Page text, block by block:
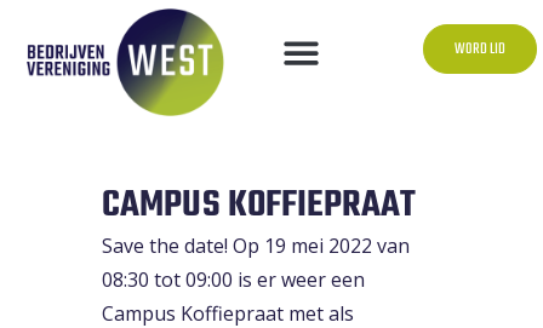
WORD LID
CAMPUS KOFFIEPRAAT
Save the date! Op 19 mei 2022 van
08:30 tot 09:00 is er weer een
Campus Koffiepraat met als